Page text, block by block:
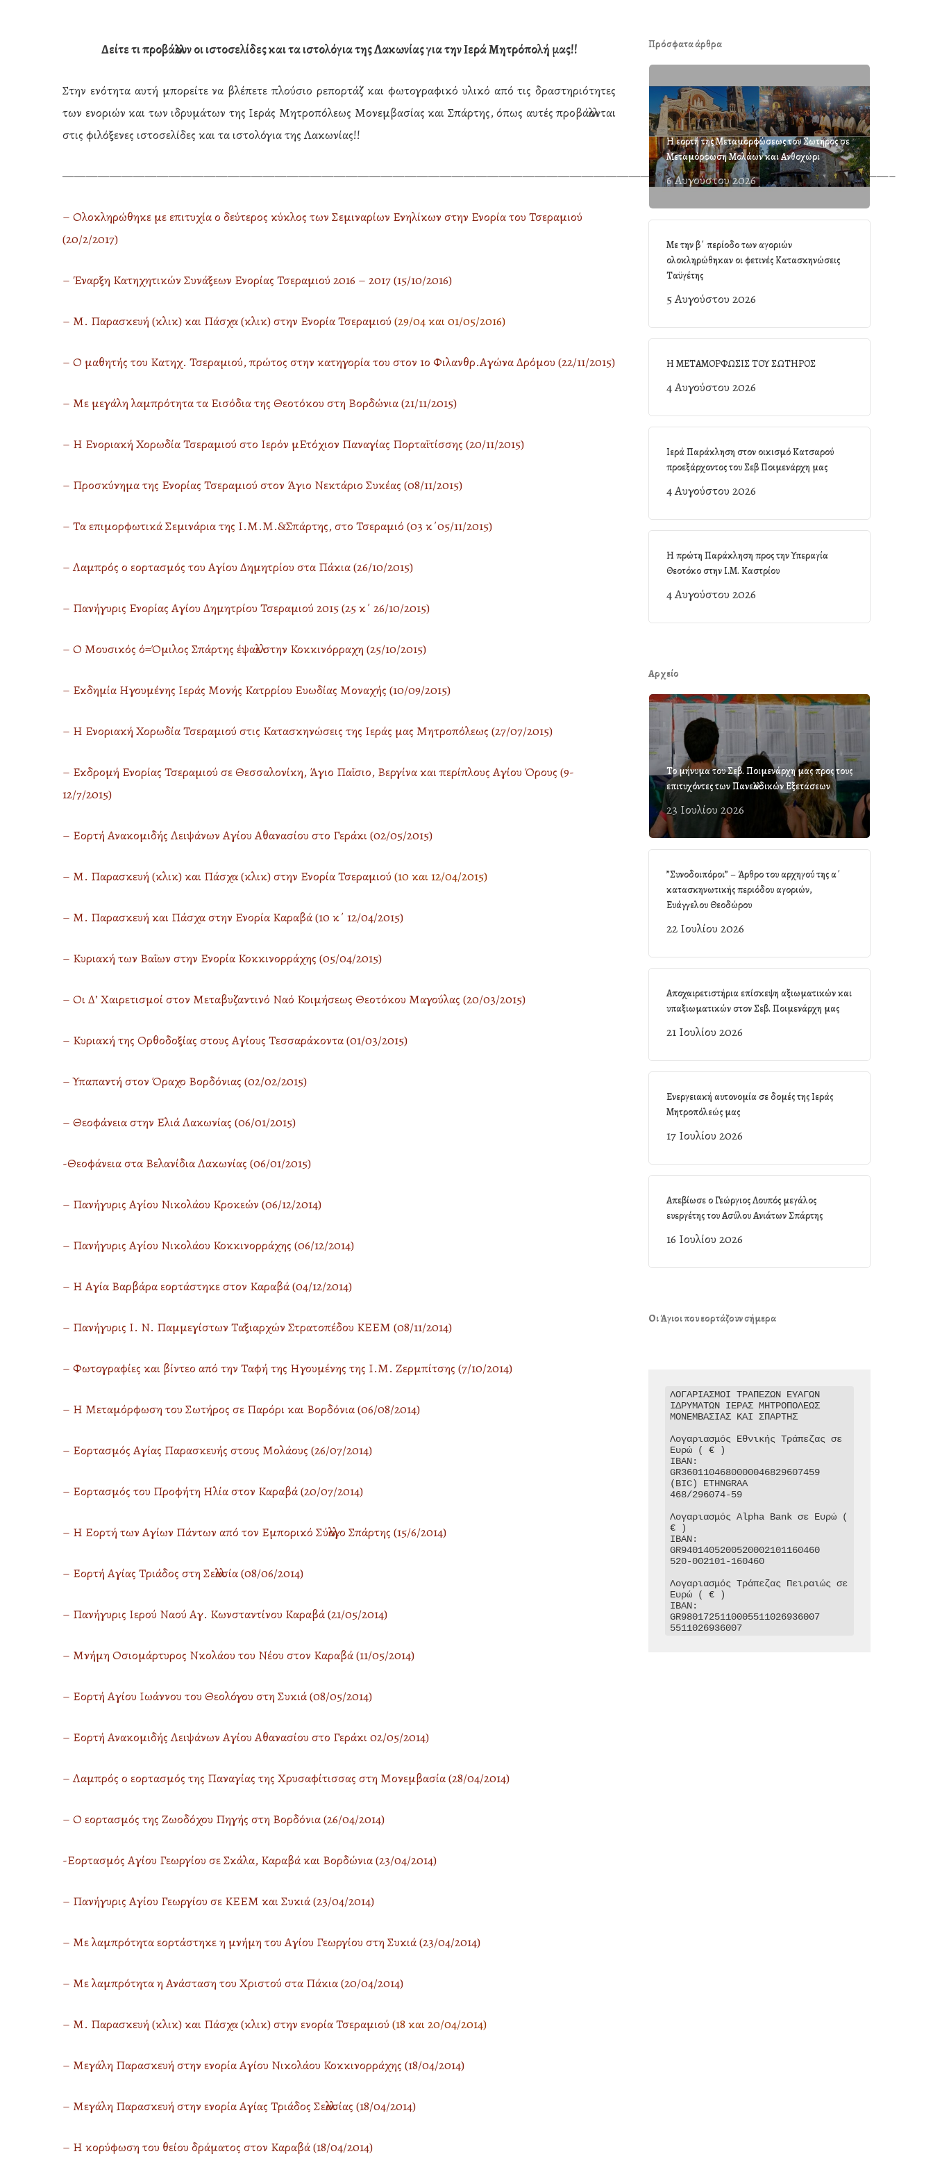
Hit enter to search or ESC to close
Δείτε τι προβάλλουν οι ιστοσελίδες και τα ιστολόγια της Λακωνίας για την Ιερά Μητρόπολή μας!!
Στην ενότητα αυτή μπορείτε να βλέπετε πλούσιο ρεπορτάζ και φωτογραφικό υλικό από τις δραστηριότητες
των ενοριών και των ιδρυμάτων της Ιεράς Μητροπόλεως Μονεμβασίας και Σπάρτης, όπως αυτές προβάλλονται
στις φιλόξενες ιστοσελίδες και τα ιστολόγια της Λακωνίας!!
——————————————————————————————————————————————————————————————————————–
– Ολοκληρώθηκε με επιτυχία ο δεύτερος κύκλος των Σεμιναρίων Ενηλίκων στην Ενορία του Τσεραμιού
(20/2/2017)
– Έναρξη Κατηχητικών Συνάξεων Ενορίας Τσεραμιού 2016 – 2017 (15/10/2016)
– Μ. Παρασκευή (κλικ)και Πάσχα (κλικ)στην Ενορία Τσεραμιού (29/04 και 01/05/2016)
– Ο μαθητής του Κατηχ. Τσεραμιού, πρώτος στην κατηγορία του στον 1ο Φιλανθρ.Αγώνα Δρόμου (22/11/2015)
– Με μεγάλη λαμπρότητα τα Εισόδια της Θεοτόκου στη Βορδώνια (21/11/2015)
– Η Ενοριακή Χορωδία Τσεραμιού στο Ιερόν μΕτόχιον Παναγίας Πορταΐτίσσης (20/11/2015)
– Προσκύνημα της Ενορίας Τσεραμιού στον Άγιο Νεκτάριο Συκέας (08/11/2015)
– Τα επιμορφωτικά Σεμινάρια της Ι.Μ.Μ.&Σπάρτης, στο Τσεραμιό (03 κ΄05/11/2015)
– Λαμπρός ο εορτασμός του Αγίου Δημητρίου στα Πάκια (26/10/2015)
– Πανήγυρις Ενορίας Αγίου Δημητρίου Τσεραμιού 2015 (25 κ΄ 26/10/2015)
– Ο Μουσικός ό=Όμιλος Σπάρτης έψαλλε στην Κοκκινόρραχη (25/10/2015)
– Εκδημία Ηγουμένης Ιεράς Μονής Κατρρίου Ευωδίας Μοναχής (10/09/2015)
– Η Ενοριακή Χορωδία Τσεραμιού στις Κατασκηνώσεις της Ιεράς μας Μητροπόλεως (27/07/2015)
– Εκδρομή Ενορίας Τσεραμιού σε Θεσσαλονίκη, Άγιο Παΐσιο, Βεργίνα και περίπλους Αγίου Όρους (9-
12/7/2015)
– Εορτή Ανακομιδής Λειψάνων Αγίου Αθανασίου στο Γεράκι (02/05/2015)
– Μ. Παρασκευή (κλικ)και Πάσχα (κλικ)στην Ενορία Τσεραμιού (10 και 12/04/2015)
– Μ. Παρασκευή και Πάσχα στην Ενορία Καραβά (10 κ΄ 12/04/2015)
– Κυριακή των Βαΐων στην Ενορία Κοκκινορράχης (05/04/2015)
– Οι Δ’ Χαιρετισμοί στον Μεταβυζαντινό Ναό Κοιμήσεως Θεοτόκου Μαγούλας (20/03/2015)
– Κυριακή της Ορθοδοξίας στους Αγίους Τεσσαράκοντα (01/03/2015)
– Υπαπαντή στον Όραχο Βορδόνιας (02/02/2015)
– Θεοφάνεια στην Ελιά Λακωνίας (06/01/2015)
-Θεοφάνεια στα Βελανίδια Λακωνίας (06/01/2015)
– Πανήγυρις Αγίου Νικολάου Κροκεών (06/12/2014)
– Πανήγυρις Αγίου Νικολάου Κοκκινορράχης (06/12/2014)
– Η Αγία Βαρβάρα εορτάστηκε στον Καραβά (04/12/2014)
– Πανήγυρις Ι. Ν. Παμμεγίστων Ταξιαρχών Στρατοπέδου ΚΕΕΜ (08/11/2014)
– Φωτογραφίες και βίντεο από την Ταφή της Ηγουμένης της Ι.Μ. Ζερμπίτσης (7/10/2014)
– Η Μεταμόρφωση του Σωτήρος σε Παρόρι και Βορδόνια (06/08/2014)
– Εορτασμός Αγίας Παρασκευής στους Μολάους (26/07/2014)
– Εορτασμός του Προφήτη Ηλία στον Καραβά (20/07/2014)
– Η Εορτή των Αγίων Πάντων από τον Εμπορικό Σύλλογο Σπάρτης (15/6/2014)
– Εορτή Αγίας Τριάδος στη Σελλασία (08/06/2014)
– Πανήγυρις Ιερού Ναού Αγ. Κωνσταντίνου Καραβά (21/05/2014)
– Μνήμη Οσιομάρτυρος Νκολάου του Νέου στον Καραβά (11/05/2014)
– Εορτή Αγίου Ιωάννου του Θεολόγου στη Συκιά (08/05/2014)
– Εορτή Ανακομιδής Λειψάνων Αγίου Αθανασίου στο Γεράκι 02/05/2014)
– Λαμπρός ο εορτασμός της Παναγίας της Χρυσαφίτισσας στη Μονεμβασία (28/04/2014)
– Ο εορτασμός της Ζωοδόχου Πηγής στη Βορδόνια (26/04/2014)
-Εορτασμός Αγίου Γεωργίου σε Σκάλα, Καραβά και Βορδώνια (23/04/2014)
– Πανήγυρις Αγίου Γεωργίου σε ΚΕΕΜ και Συκιά (23/04/2014)
– Με λαμπρότητα εορτάστηκε η μνήμη του Αγίου Γεωργίου στη Συκιά (23/04/2014)
– Με λαμπρότητα η Ανάσταση του Χριστού στα Πάκια (20/04/2014)
– Μ. Παρασκευή (κλικ)και Πάσχα (κλικ)στην ενορία Τσεραμιού (18 και 20/04/2014)
– Μεγάλη Παρασκευή στην ενορία Αγίου Νικολάου Κοκκινορράχης (18/04/2014)
– Μεγάλη Παρασκευή στην ενορία Αγίας Τριάδος Σελλασίας (18/04/2014)
– Η κορύφωση του θείου δράματος στον Καραβά (18/04/2014)
Πρόσφατα άρθρα
Η εορτή της Μεταμορφώσεως του Σωτήρος σε
Μεταμόρφωση Μολάων και Ανθοχώρι
6 Αυγούστου 2026
Με την β΄ περίοδο των αγοριών
ολοκληρώθηκαν οι φετινές Κατασκηνώσεις
Ταϋγέτης
5 Αυγούστου 2026
Η ΜΕΤΑΜΟΡΦΩΣΙΣ ΤΟΥ ΣΩΤΗΡΟΣ
4 Αυγούστου 2026
Ιερά Παράκληση στον οικισμό Κατσαρού
προεξάρχοντος του Σεβ Ποιμενάρχη μας
4 Αυγούστου 2026
Η πρώτη Παράκληση προς την Υπεραγία
Θεοτόκο στην Ι.Μ. Καστρίου
4 Αυγούστου 2026
Αρχείο
Το μήνυμα του Σεβ. Ποιμενάρχη μας προς τους
επιτυχόντες των Πανελλαδικών Εξετάσεων
23 Ιουλίου 2026
”Συνοδοιπόροι” – Άρθρο του αρχηγού της α΄
κατασκηνωτικής περιόδου αγοριών,
Ευάγγελου Θεοδώρου
22 Ιουλίου 2026
Αποχαιρετιστήρια επίσκεψη αξιωματικών και
υπαξιωματικών στον Σεβ. Ποιμενάρχη μας
21 Ιουλίου 2026
Ενεργειακή αυτονομία σε δομές της Ιεράς
Μητροπόλεώς μας
17 Ιουλίου 2026
Απεβίωσε ο Γεώργιος Λουπός μεγάλος
ευεργέτης του Ασύλου Ανιάτων Σπάρτης
16 Ιουλίου 2026
Οι Άγιοι που εορτάζουν σήμερα
ΛΟΓΑΡΙΑΣΜΟΙ ΤΡΑΠΕΖΩΝ ΕΥΑΓΩΝ
ΙΔΡΥΜΑΤΩΝ ΙΕΡΑΣ ΜΗΤΡΟΠΟΛΕΩΣ
ΜΟΝΕΜΒΑΣΙΑΣ ΚΑΙ ΣΠΑΡΤΗΣ
Λογαριασμός Εθνικής Τράπεζας σε
Ευρώ ( € )
IBAN:
GR3601104680000046829607459
(BIC) ETHNGRAA
468/296074-59
Λογαριασμός Alpha Bank σε Ευρώ (
€ )
IBAN:
GR9401405200520002101160460
520-002101-160460
Λογαριασμός Τράπεζας Πειραιώς σε
Ευρώ ( € )
IBAN:
GR9801725110005511026936007
5511026936007